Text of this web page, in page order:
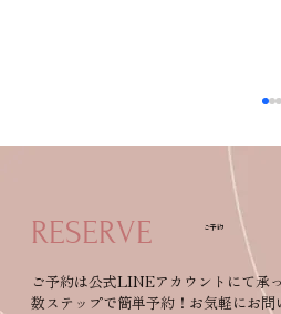
【７月営業日のお知
RESERVE
ご予約は公式LINEアカウントにて承
数ステップで簡単予約！お気軽にお問
ご予約